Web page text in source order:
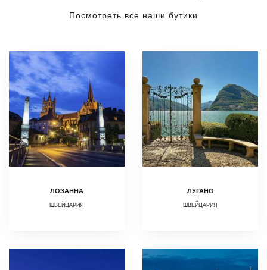
Посмотреть все наши бутики
ЛОЗАННА
ШВЕЙЦАРИЯ
ЛУГАНО
ШВЕЙЦАРИЯ